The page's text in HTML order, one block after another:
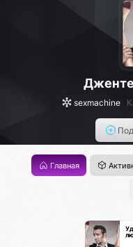
sexmachine
Главная